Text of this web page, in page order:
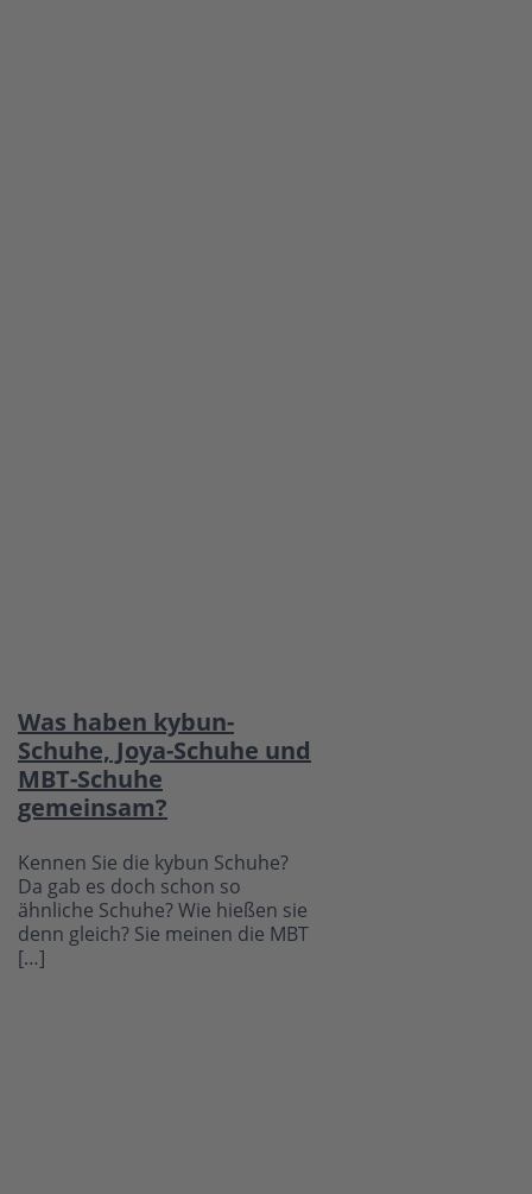
Was haben kybun-
Schuhe, Joya-Schuhe und
MBT-Schuhe
gemeinsam?
Kennen Sie die kybun Schuhe?
Da gab es doch schon so
ähnliche Schuhe? Wie hießen sie
denn gleich? Sie meinen die MBT
[…]